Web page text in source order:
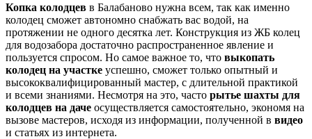
Копка колодцев в Балабаново нужна всем, так как именно
колодец сможет автономно снабжать вас водой, на
протяжении не одного десятка лет. Конструкция из ЖБ колец
для водозабора достаточно распространенное явление и
пользуется спросом. Но самое важное то, что выкопать
колодец на участке успешно, сможет только опытный и
высококвалифицированный мастер, с длительной практикой
и всеми знаниями. Несмотря на это, часто рытье шахты для
колодцев на даче осуществляется самостоятельно, экономя на
вызове мастеров, исходя из информации, полученной в видео
и статьях из интернета.